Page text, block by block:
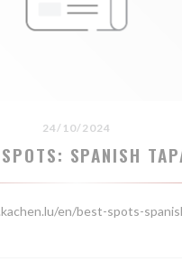
24/10/2024
SPANISH
en/best-spots-